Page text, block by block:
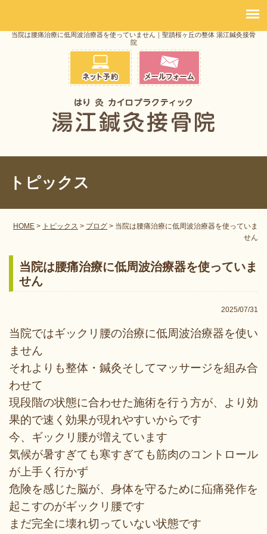
当院は腰痛治療に低周波治療器を使っていません｜聖蹟桜ヶ丘の整体 湯江鍼灸接骨
院
トピックス
HOME > トピックス > ブログ > 当院は腰痛治療に低周波治療器を使っていま
せん
当院は腰痛治療に低周波治療器を使っていま
せん
2025/07/31
当院ではギックリ腰の治療に低周波治療器を使い
ません
それよりも整体・鍼灸そしてマッサージを組み合
わせて
現段階の状態に合わせた施術を行う方が、より効
果的で速く効果が現れやすいからです
今、ギックリ腰が増えています
気候が暑すぎても寒すぎても筋肉のコントロール
が上手く行かず
危険を感じた脳が、身体を守るために疝痛発作を
起こすのがギックリ腰です
まだ完全に壊れ切っていない状態です